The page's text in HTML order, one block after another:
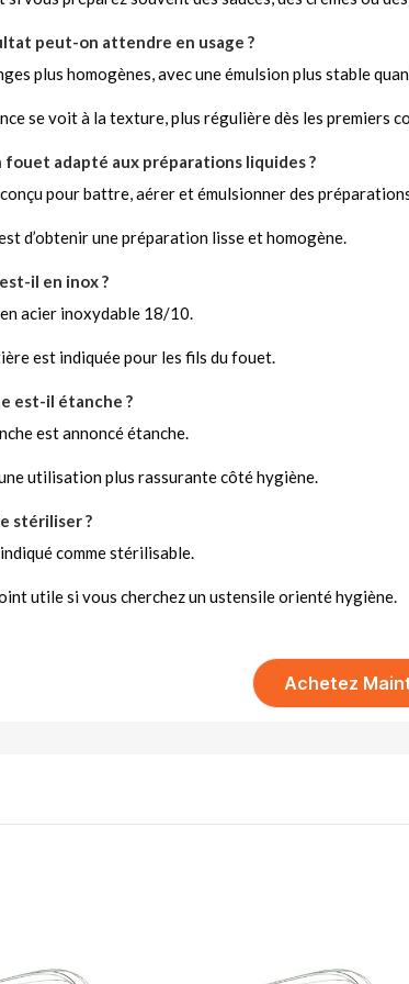
peut-on attendre en usage ?
plus homogènes, avec une émulsion plus stable
se voit à la texture, plus régulière dès les premiers
fouet adapté aux préparations liquides ?
pour battre, aérer et émulsionner des
d’obtenir une préparation lisse et homogène.
il en inox ?
acier inoxydable 18/10.
est indiquée pour les fils du fouet.
est-il étanche ?
est annoncé étanche.
utilisation plus rassurante côté hygiène.
stériliser ?
comme stérilisable.
utile si vous cherchez un ustensile orienté hygiène.
Achetez